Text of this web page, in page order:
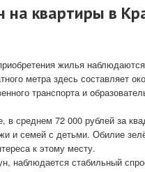
на квартиры в
жилья
метра здесь составляет
транспорта и
в среднем 72 000 рублей за
и семей с детьми. Обилие
к этому месту.
наблюдается стабильный